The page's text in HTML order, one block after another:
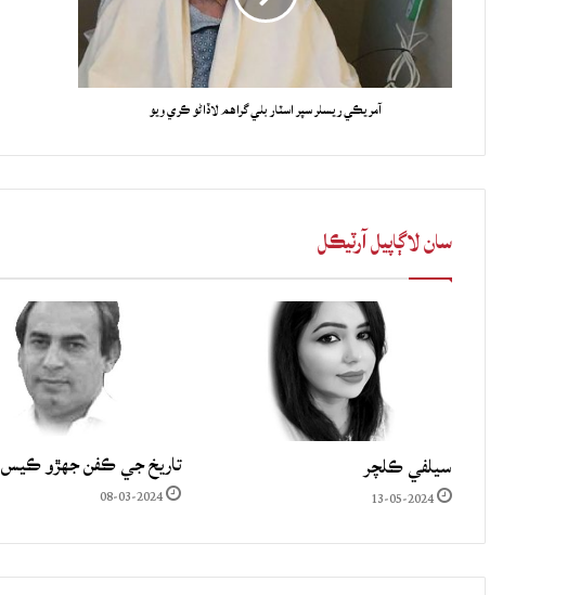
آمريڪي ريسلر سپر اسٽار بلي گراهم لاڏاڻو ڪري ويو
سان لاڳاپيل آرٽيڪل
سيلفي ڪلچر
13-05-2024
تاريخ جي ڪفن جھڙو ڪيس
08-03-2024